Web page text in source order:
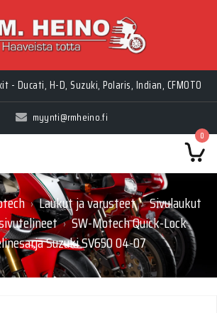
- Ducati, H-D, Suzuki, Polaris, Indian, CFMOTO
myynti@rmheino.fi
0
› Laukut ja varusteet › Sivulaukut
› SW-Motech Quick-Lock
Suzuki SV650 04-07